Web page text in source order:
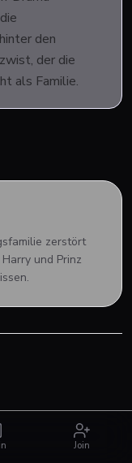
den
der die
als Familie.
zerstört
und Prinz
Join